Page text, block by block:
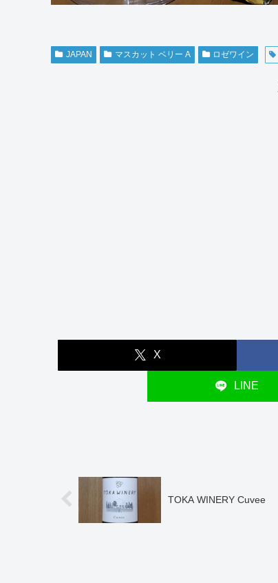
JAPAN マスカット ベリー A ロゼワイン
X
LINE
TOKA WINERY Cuvee